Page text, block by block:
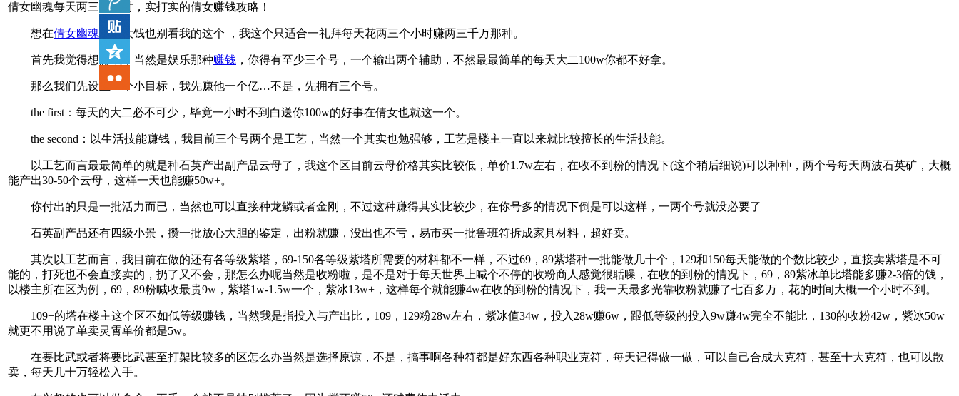
倩女幽魂每天两三个小时，实打实的倩女赚钱攻略！
想在倩女幽魂 中赚大钱也别看我的这个 ，我这个只适合一礼拜每天花两三个小时赚两三千万那种。
首先我觉得想赚钱，当然是娱乐那种赚钱 ，你得有至少三个号，一个输出两个辅助，不然最最简单的每天大二100w你都不好拿。
那么我们先设立一个小目标，我先赚他一个亿…不是，先拥有三个号。
the first：每天的大二必不可少，毕竟一小时不到白送你100w的好事在倩女也就这一个。
the second：以生活技能赚钱，我目前三个号两个是工艺，当然一个其实也勉强够，工艺是楼主一直以来就比较擅长的生活技能。
以工艺而言最最简单的就是种石英产出副产品云母了，我这个区目前云母价格其实比较低，单价1.7w左右，在收不到粉的情况下(这个稍后细说)可以种种，两个号每天两波石英矿，大概
能产出30-50个云母，这样一天也能赚50w+。
你付出的只是一批活力而已，当然也可以直接种龙鳞或者金刚，不过这种赚得其实比较少，在你号多的情况下倒是可以这样，一两个号就没必要了
石英副产品还有四级小景，攒一批放心大胆的鉴定，出粉就赚，没出也不亏，易市买一批鲁班符拆成家具材料，超好卖。
其次以工艺而言，我目前在做的还有各等级紫塔，69-150各等级紫塔所需要的材料都不一样，不过69，89紫塔种一批能做几十个，129和150每天能做的个数比较少，直接卖紫塔是不可
能的，打死也不会直接卖的，扔了又不会，那怎么办呢当然是收粉啦，是不是对于每天世界上喊个不停的收粉商人感觉很聒噪，在收的到粉的情况下，69，89紫冰单比塔能多赚2-3倍的钱，
以楼主所在区为例，69，89粉喊收最贵9w，紫塔1w-1.5w一个，紫冰13w+，这样每个就能赚4w在收的到粉的情况下，我一天最多光靠收粉就赚了七百多万，花的时间大概一个小时不到。
109+的塔在楼主这个区不如低等级赚钱，当然我是指投入与产出比，109，129粉28w左右，紫冰值34w，投入28w赚6w，跟低等级的投入9w赚4w完全不能比，130的收粉42w，紫冰50w
就更不用说了单卖灵霄单价都是5w。
在要比武或者将要比武甚至打架比较多的区怎么办当然是选择原谅，不是，搞事啊各种符都是好东西各种职业克符，每天记得做一做，可以自己合成大克符，甚至十大克符，也可以散
卖，每天几十万轻松入手。